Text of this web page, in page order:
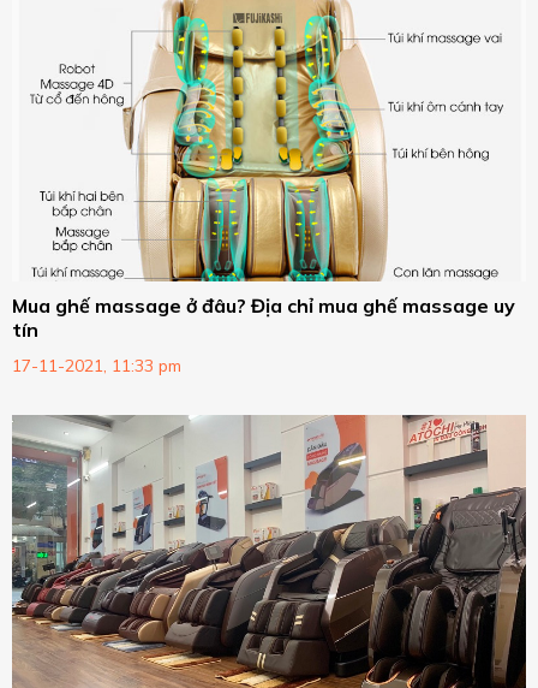
Mua ghế massage ở đâu? Địa chỉ mua ghế massage uy
tín
17-11-2021, 11:33 pm